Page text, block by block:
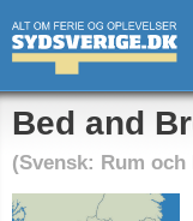
Bed and
(Svensk: Rum